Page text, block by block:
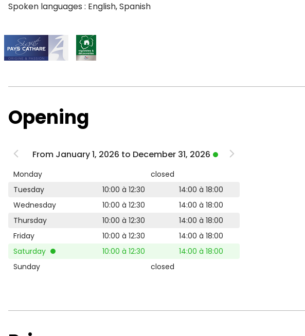
Spoken languages : English, Spanish
Opening
From January 1, 2026 to December 31, 2026
Monday
closed
Tuesday
10:00 à 12:30
14:00 à 18:00
Wednesday
10:00 à 12:30
14:00 à 18:00
Thursday
10:00 à 12:30
14:00 à 18:00
Friday
10:00 à 12:30
14:00 à 18:00
Saturday
10:00 à 12:30
14:00 à 18:00
Sunday
closed